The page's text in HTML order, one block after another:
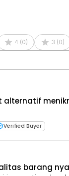
4 (0) 3 (0)
alternatif
Verified Buyer
barang nya